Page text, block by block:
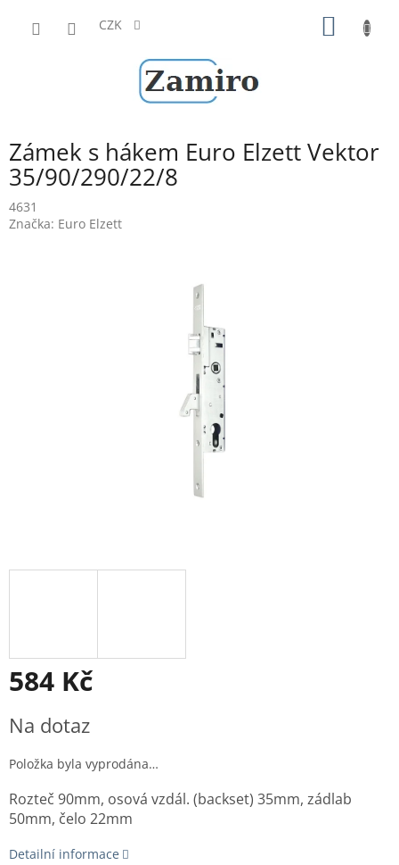
CZK
Zámek s hákem Euro Elzett Vektor
35/90/290/22/8
4631
Značka: Euro Elzett
584 Kč
cena:
Na dotaz
Položka byla vyprodána…
Rozteč 90mm, osová vzdál. (backset) 35mm, zádlab
50mm, čelo 22mm
Detailní informace